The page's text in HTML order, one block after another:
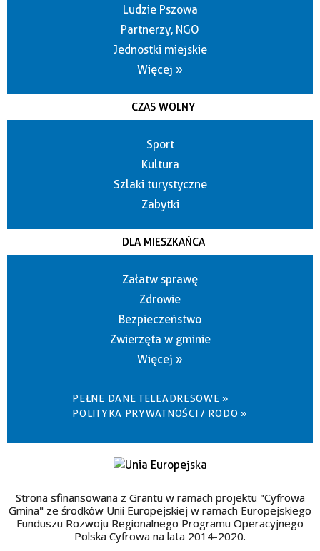
Ludzie Pszowa
Partnerzy, NGO
Jednostki miejskie
Więcej »
CZAS WOLNY
Sport
Kultura
Szlaki turystyczne
Zabytki
DLA MIESZKAŃCA
Załatw sprawę
Zdrowie
Bezpieczeństwo
Zwierzęta w gminie
Więcej »
PEŁNE DANE TELEADRESOWE »
POLITYKA PRYWATNOŚCI / RODO »
Strona sfinansowana z Grantu w ramach projektu "Cyfrowa
Gmina" ze środków Unii Europejskiej w ramach Europejskiego
Funduszu Rozwoju Regionalnego Programu Operacyjnego
Polska Cyfrowa na lata 2014-2020.